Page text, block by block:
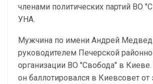
членами политических партий ВО
УНА.
Мужчина по имени Андрей
руководителем Печерской
организации ВО "Свобода" в Киеве.
он баллотировался в Киевсовет от